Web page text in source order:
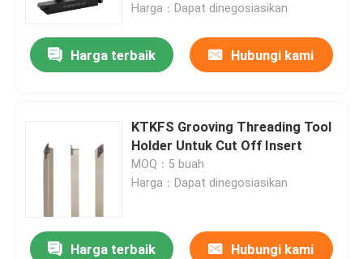
Harga：Dapat dinegosiasikan
Harga terbaik Hubungi kami
KTKFS Grooving Threading Tool
Holder Untuk Cut Off Insert
MOQ：5 buah
Harga：Dapat dinegosiasikan
Harga terbaik Hubungi kami